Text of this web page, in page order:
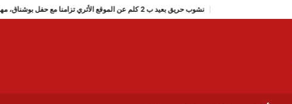
نشوب حريق بعيد ب 2 كلم عن الموقع الأثري تزامنا مع حفل بوشناق، مهرجان دقة يوضح